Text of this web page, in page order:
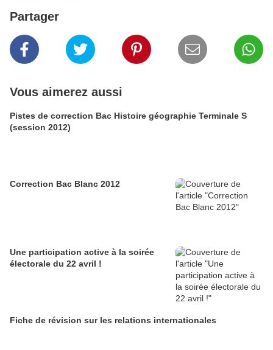
Partager
Vous aimerez aussi
Pistes de correction Bac Histoire géographie Terminale S
(session 2012)
Correction Bac Blanc 2012
Une participation active à la soirée
électorale du 22 avril !
Fiche de révision sur les relations internationales